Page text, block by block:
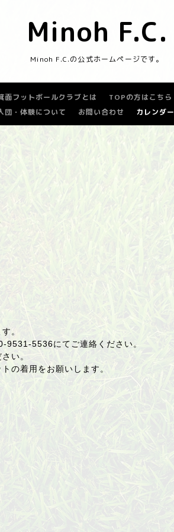
Minoh F.C.
Minoh F.C.の公式ホームページです。
面フットボールクラブとは TOPの方はこちら
団・体験について お問い合わせ カレンダー
。
9531-5536にてご連絡ください。
い。
の着用をお願いします。